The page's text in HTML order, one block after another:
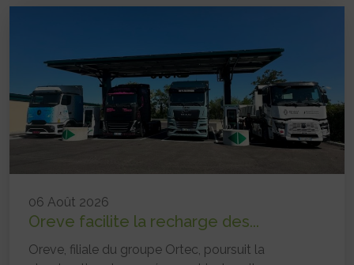
06 Août 2026
Oreve facilite la recharge des...
Oreve, filiale du groupe Ortec, poursuit la